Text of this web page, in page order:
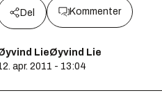
Del Kommenter
LieØyvind Lie
apr. 2011 - 13:04